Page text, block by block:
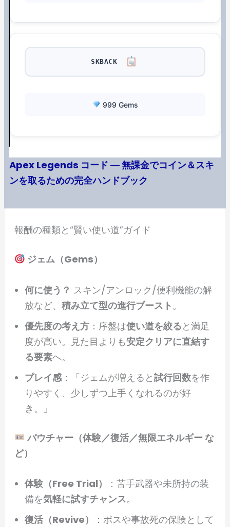
SKBACK
999 Gems
Apex Legends コード ― 無課金でコイン＆スキ
ンを取るための完全ハンドブック
報酬の種類と“賢い使い道”ガイド
ジェム（Gems）
何に使う？ スキン/アンロック/便利機能の解
放など、積み立て型の進行ブースト 。
優先度の考え方 ：序盤は使い道を絞ると満足
度が高い。見た目よりも安定クリアに直結す
る要素へ。
プレイ感 ：「ジェムが増えると試行回数を作
りやすく、少しずつ上手くなれるのが好
き。」
バウチャー（体験／復活／無限エネルギー な
ど）
体験（Free Trial）
：苦手武器や未所持の装
備を気軽に試すチャンス。
復活（Revive）
：ボスや事故死の保険として